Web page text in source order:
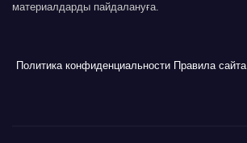
материалдарды пайдалануға.
Политика конфиденциальности Правила сайта